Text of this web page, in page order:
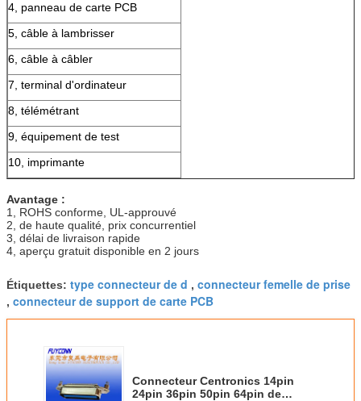
4, panneau de carte PCB
5, câble à lambrisser
6, câble à câbler
7, terminal d'ordinateur
8, télémétrant
9, équipement de test
10, imprimante
Avantage :
1, ROHS conforme, UL-approuvé
2, de haute qualité, prix concurrentiel
3, délai de livraison rapide
4, aperçu gratuit disponible en 2 jours
Étiquettes: type connecteur de d , connecteur femelle de prise
, connecteur de support de carte PCB
Connecteur Centronics 14pin
24pin 36pin 50pin 64pin de